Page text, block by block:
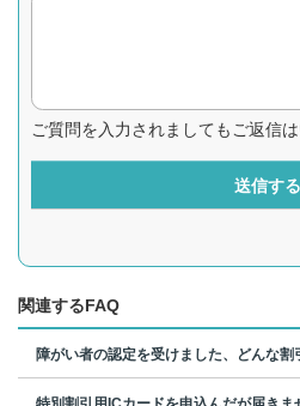
ご質問を入力されましてもご返信
送信する
関連するFAQ
障がい者の認定を受けました、どんな割